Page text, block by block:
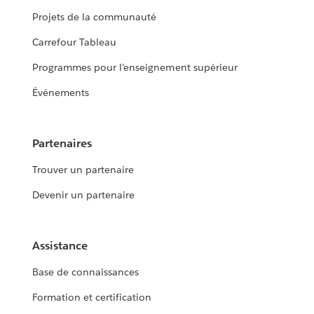
Projets de la communauté
Carrefour Tableau
Programmes pour l’enseignement supérieur
Événements
Partenaires
Trouver un partenaire
Devenir un partenaire
Assistance
Base de connaissances
Formation et certification